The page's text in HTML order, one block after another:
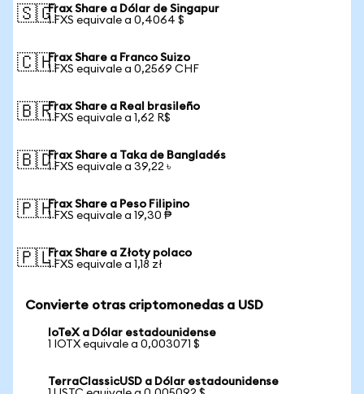
🇸🇬Frax Share a Dólar de Singapur
1 FXS equivale a 0,4064 $
🇨🇭Frax Share a Franco Suizo
1 FXS equivale a 0,2569 CHF
🇧🇷Frax Share a Real brasileño
1 FXS equivale a 1,62 R$
🇧🇩Frax Share a Taka de Bangladés
1 FXS equivale a 39,22 ৳
🇵🇭Frax Share a Peso Filipino
1 FXS equivale a 19,30 ₱
🇵🇱Frax Share a Złoty polaco
1 FXS equivale a 1,18 zł
Convierte otras criptomonedas a USD
IoTeX a Dólar estadounidense
1 IOTX equivale a 0,003071 $
TerraClassicUSD a Dólar estadounidense